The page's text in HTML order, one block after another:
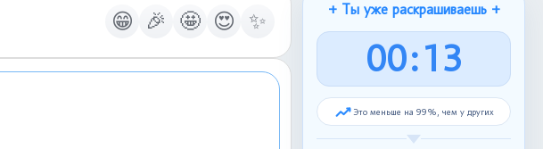
😁 🎉 🤩 😍 ✨ + Ты уже раскрашиваешь +
00:14
Это меньше на 99%, чем у других